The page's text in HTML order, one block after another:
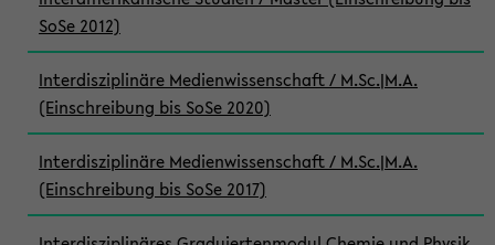
SoSe 2012)
Interdisziplinäre Medienwissenschaft / M.Sc.|M.A.
(Einschreibung bis SoSe 2020)
Interdisziplinäre Medienwissenschaft / M.Sc.|M.A.
(Einschreibung bis SoSe 2017)